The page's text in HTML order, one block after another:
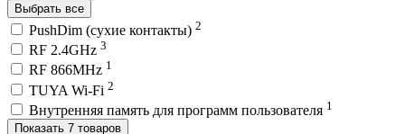
Выбрать все
PushDim (сухие контакты) 2
RF 2.4GHz 3
RF 866MHz 1
TUYA Wi-Fi 2
Внутренняя память для программ пользователя 1
Показать 7 товаров